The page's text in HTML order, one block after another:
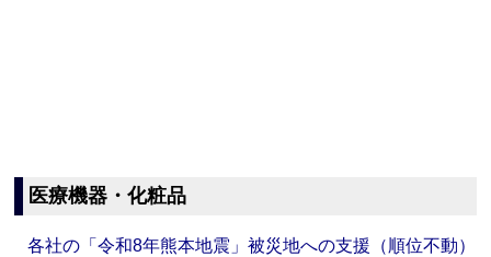
医療機器・化粧品
各社の「令和8年熊本地震」被災地への支援（順位不動）